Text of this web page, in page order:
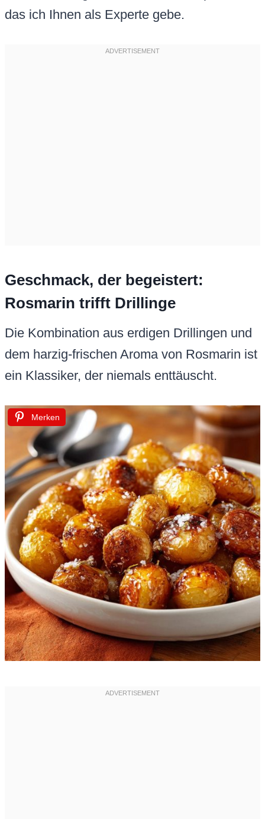
das ich Ihnen als Experte gebe.
Geschmack, der begeistert:
Rosmarin trifft Drillinge
Die Kombination aus erdigen Drillingen und
dem harzig-frischen Aroma von Rosmarin ist
ein Klassiker, der niemals enttäuscht.
Merken